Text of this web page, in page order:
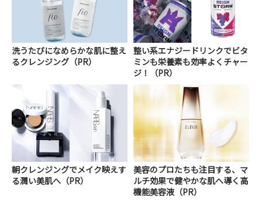
洗うたびになめらかな肌に整え
るクレンジング（PR）
整い系エナジードリンクでビタ
ミンも栄養素も効率よくチャー
ジ！（PR）
朝クレンジングでメイク映えす
る潤い美肌へ（PR）
美容のプロたちも注目する、マ
ルチ効果で健やかな肌へ導く高
機能美容液（PR）